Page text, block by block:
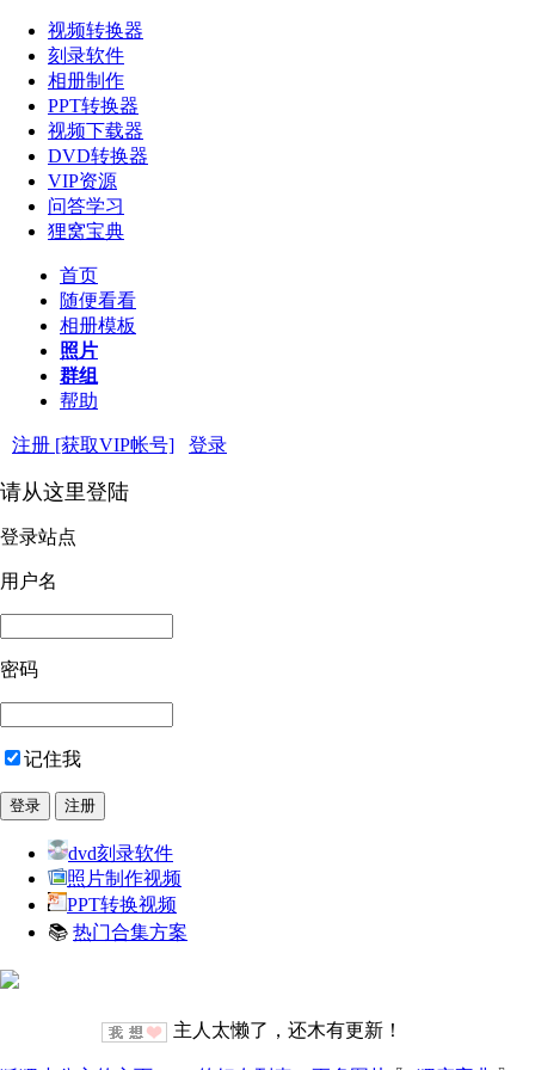
视频转换器
刻录软件
相册制作
PPT转换器
视频下载器
DVD转换器
VIP资源
问答学习
狸窝宝典
首页
随便看看
相册模板
照片
群组
帮助
注册 [获取VIP帐号] 登录
请从这里登陆
登录站点
用户名
密码
记住我
dvd刻录软件
照片制作视频
PPT转换视频
📚 热门合集方案
主人太懒了，还木有更新！